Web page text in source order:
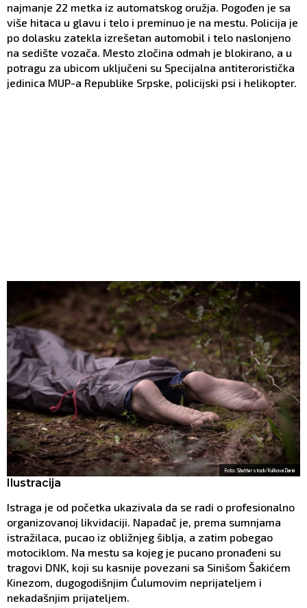
najmanje 22 metka iz automatskog oružja. Pogođen je sa
više hitaca u glavu i telo i preminuo je na mestu. Policija je
po dolasku zatekla izrešetan automobil i telo naslonjeno
na sedište vozača. Mesto zločina odmah je blokirano, a u
potragu za ubicom uključeni su Specijalna antiteroristička
jedinica MUP-a Republike Srpske, policijski psi i helikopter.
Foto: Shutterstock/Kulkova Daria
Ilustracija
Istraga je od početka ukazivala da se radi o profesionalno
organizovanoj likvidaciji. Napadač je, prema sumnjama
istražilaca, pucao iz obližnjeg šiblja, a zatim pobegao
motociklom. Na mestu sa kojeg je pucano pronađeni su
tragovi DNK, koji su kasnije povezani sa Sinišom Šakićem
Kinezom, dugogodišnjim Ćulumovim neprijateljem i
nekadašnjim prijateljem.